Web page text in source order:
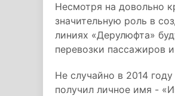
Несмотря на довольно
значительную роль в
линиях «Дерулюфта»
перевозки пассажиров и
Не случайно в 2014
получил личное имя -